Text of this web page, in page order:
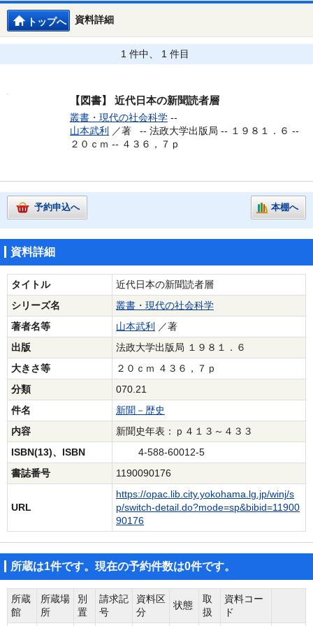
資料詳細
トップへ
1 件中、 1 件目
【図書】 近代日本の新聞読者層
叢書・現代の社会科学 --
山本武利
／著 -- 法政大学出版局 -- １９８１．６ --
２０ｃｍ -- ４３６，７ｐ
予約申込へ 本棚へ
資料詳細
タイトル
近代日本の新聞読者層
シリーズ名
叢書・現代の社会科学
著者名等
山本武利
／著
出版
法政大学出版局 １９８１．６
大きさ等
２０ｃｍ ４３６，７ｐ
分類
070.21
件名
新聞－歴史
内容
新聞史年表：ｐ４１３～４３３
ISBN(13)、ISBN
4-588-60012-5
書誌番号
1190090176
URL
https://opac.lib.city.yokohama.lg.jp/winj/s
p/switch-detail.do?mode=sp&bibid=11900
90176
所蔵は1件です。現在の予約件数は0件です。
所蔵
館
所蔵場
所
別
置
請求記
号
資料区
分
状態
取
扱
資料コー
ド